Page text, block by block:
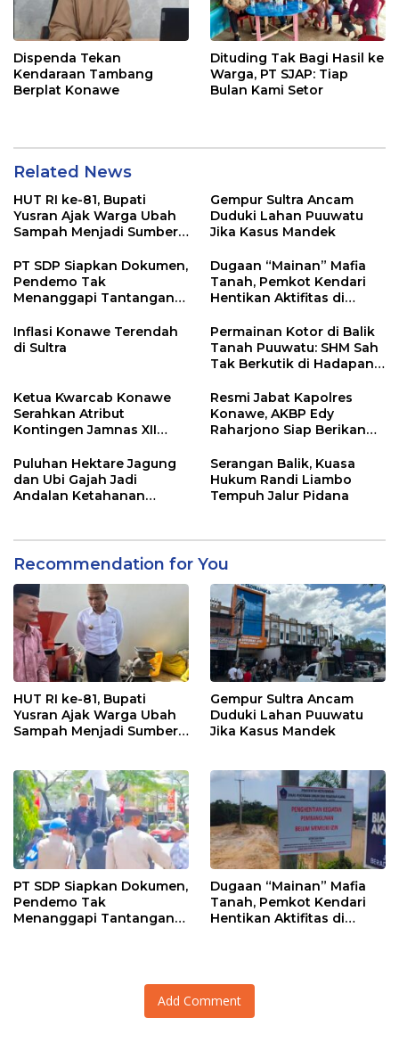
Dispenda Tekan
Kendaraan Tambang
Berplat Konawe
Dituding Tak Bagi Hasil ke
Warga, PT SJAP: Tiap
Bulan Kami Setor
Related News
HUT RI ke-81, Bupati
Yusran Ajak Warga Ubah
Sampah Menjadi Sumber
Gempur Sultra Ancam
Duduki Lahan Puuwatu
Jika Kasus Mandek
PT SDP Siapkan Dokumen,
Pendemo Tak
Menanggapi Tantangan
Dugaan “Mainan” Mafia
Tanah, Pemkot Kendari
Hentikan Aktifitas di
Inflasi Konawe Terendah
di Sultra
Permainan Kotor di Balik
Tanah Puuwatu: SHM Sah
Tak Berkutik di Hadapan
Ketua Kwarcab Konawe
Serahkan Atribut
Kontingen Jamnas XII
Resmi Jabat Kapolres
Konawe, AKBP Edy
Raharjono Siap Berikan
Puluhan Hektare Jagung
dan Ubi Gajah Jadi
Andalan Ketahanan
Serangan Balik, Kuasa
Hukum Randi Liambo
Tempuh Jalur Pidana
Recommendation for You
HUT RI ke-81, Bupati
Yusran Ajak Warga Ubah
Sampah Menjadi Sumber
Gempur Sultra Ancam
Duduki Lahan Puuwatu
Jika Kasus Mandek
PT SDP Siapkan Dokumen,
Pendemo Tak
Menanggapi Tantangan
Dugaan “Mainan” Mafia
Tanah, Pemkot Kendari
Hentikan Aktifitas di
Add Comment